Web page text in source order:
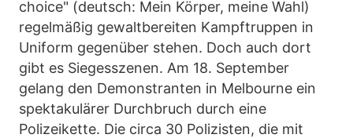
choice" (deutsch: Mein Körper, meine Wahl)
regelmäßig gewaltbereiten Kampftruppen in
Uniform gegenüber stehen. Doch auch dort
gibt es Siegesszenen. Am 18. September
gelang den Demonstranten in Melbourne ein
spektakulärer Durchbruch durch eine
Polizeikette. Die circa 30 Polizisten, die mit